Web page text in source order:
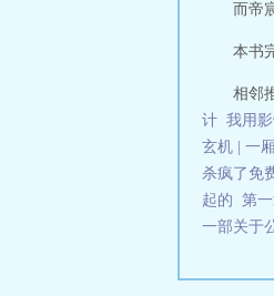
而帝
本书
相邻
计 我用
玄机 | 一
杀疯了免
起的 第
一部关于